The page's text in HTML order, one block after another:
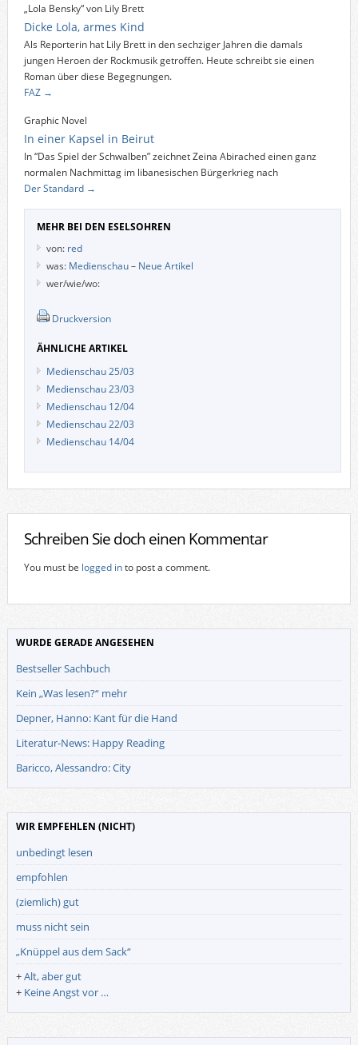
„Lola Bensky“ von Lily Brett
Dicke Lola, armes Kind
Als Reporterin hat Lily Brett in den sechziger Jahren die damals
jungen Heroen der Rockmusik getroffen. Heute schreibt sie einen
Roman über diese Begegnungen.
FAZ →
Graphic Novel
In einer Kapsel in Beirut
In “Das Spiel der Schwalben” zeichnet Zeina Abirached einen ganz
normalen Nachmittag im libanesischen Bürgerkrieg nach
Der Standard →
MEHR BEI DEN ESELSOHREN
von: red
was: Medienschau– Neue Artikel
wer/wie/wo:
Druckversion
ÄHNLICHE ARTIKEL
Medienschau 25/03
Medienschau 23/03
Medienschau 12/04
Medienschau 22/03
Medienschau 14/04
Schreiben Sie doch einen Kommentar
You must be logged into post a comment.
WURDE GERADE ANGESEHEN
Bestseller Sachbuch
Kein „Was lesen?“ mehr
Depner, Hanno: Kant für die Hand
Literatur-News: Happy Reading
Baricco, Alessandro: City
WIR EMPFEHLEN (NICHT)
unbedingt lesen
empfohlen
(ziemlich) gut
muss nicht sein
„Knüppel aus dem Sack“
+Alt, aber gut
+ Keine Angst vor …